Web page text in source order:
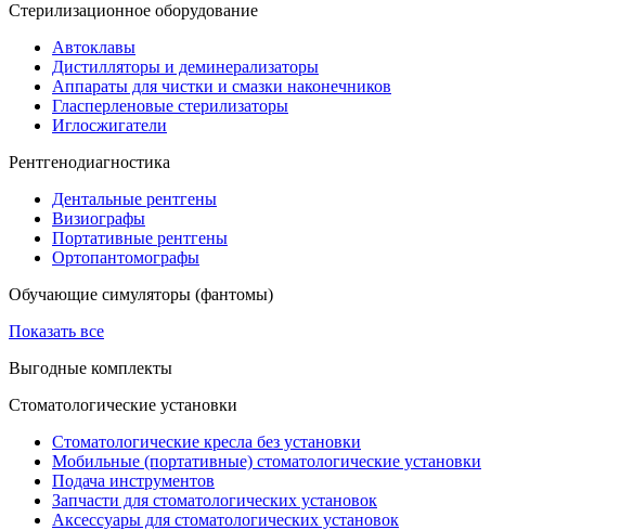
Стерилизационное оборудование
Автоклавы
Дистилляторы и деминерализаторы
Аппараты для чистки и смазки наконечников
Гласперленовые стерилизаторы
Иглосжигатели
Рентгенодиагностика
Дентальные рентгены
Визиографы
Портативные рентгены
Ортопантомографы
Обучающие симуляторы (фантомы)
Показать все
Выгодные комплекты
Стоматологические установки
Стоматологические кресла без установки
Мобильные (портативные) стоматологические установки
Подача инструментов
Запчасти для стоматологических установок
Аксессуары для стоматологических установок